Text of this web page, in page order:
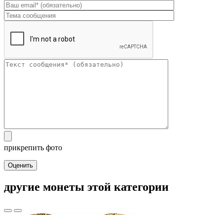
прикрепить фото
Оценить
другие монеты этой категории